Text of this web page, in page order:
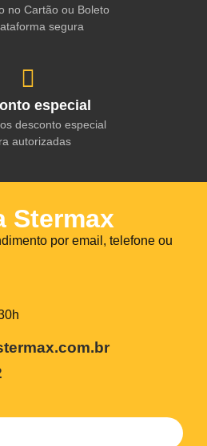
no Cartão ou Boleto
segura
especial
desconto especial
autorizadas
Stermax
por email, telefone ou